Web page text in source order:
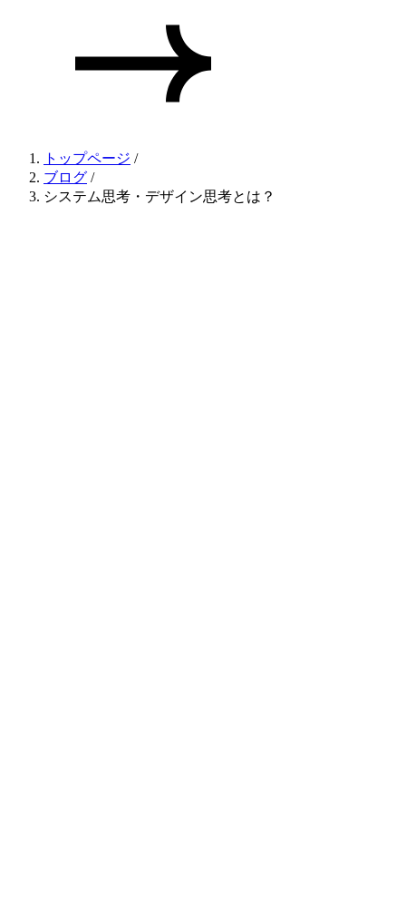
トップページ /
ブログ /
システム思考・デザイン思考とは？